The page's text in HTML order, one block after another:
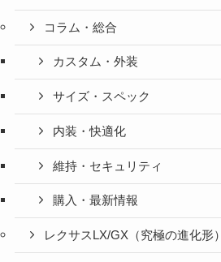
コラム・総合
カスタム・外装
サイズ・スペック
内装・快適化
維持・セキュリティ
購入・最新情報
レクサスLX/GX（究極の進化形）